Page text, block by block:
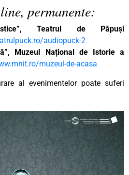
permanente:
Teatrul de Păpuși
audiopuck-2
Muzeul Național de Istorie a
muzeul-de-acasa
al evenimentelor poate suferi